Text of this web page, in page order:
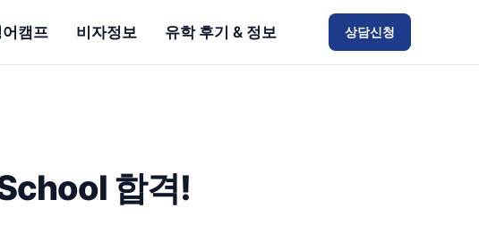
어캠프 비자정보 유학 후기 & 정보 상담신청
합격!